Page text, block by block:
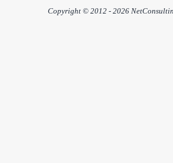
Copyright © 2012 - 2026